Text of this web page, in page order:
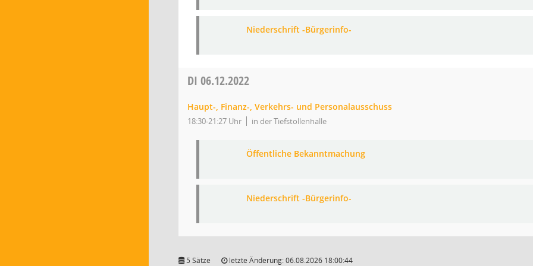
Niederschrift -Bürgerinfo-
DI 06.12.2022
Haupt-, Finanz-, Verkehrs- und Personalausschuss
18:30-21:27 Uhr in der Tiefstollenhalle
Öffentliche Bekanntmachung
Niederschrift -Bürgerinfo-
5 Sätze letzte Änderung: 06.08.2026 18:00:44